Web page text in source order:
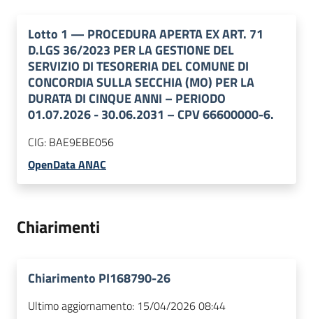
Lotto 1 — PROCEDURA APERTA EX ART. 71
D.LGS 36/2023 PER LA GESTIONE DEL
SERVIZIO DI TESORERIA DEL COMUNE DI
CONCORDIA SULLA SECCHIA (MO) PER LA
DURATA DI CINQUE ANNI – PERIODO
01.07.2026 - 30.06.2031 – CPV 66600000-6.
CIG: BAE9EBE056
OpenData ANAC
Chiarimenti
Chiarimento PI168790-26
Ultimo aggiornamento: 15/04/2026 08:44